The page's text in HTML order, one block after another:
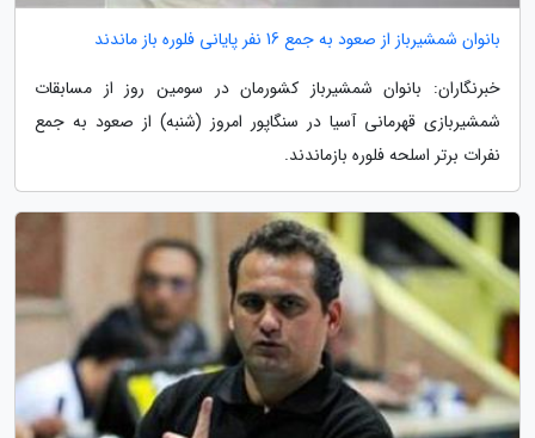
بانوان شمشیرباز از صعود به جمع 16 نفر پایانی فلوره باز ماندند
خبرنگاران: بانوان شمشیرباز کشورمان در سومین روز از مسابقات
شمشیربازی قهرمانی آسیا در سنگاپور امروز (شنبه) از صعود به جمع
نفرات برتر اسلحه فلوره بازماندند.